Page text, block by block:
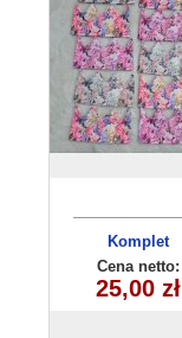
Komplet
chlopiecy
KK9020(4-12)
15szt
Cena netto:
25,00 zł
Komplet
dziecięcy
(4-8) 5szt
Cena netto:
20,00 zł